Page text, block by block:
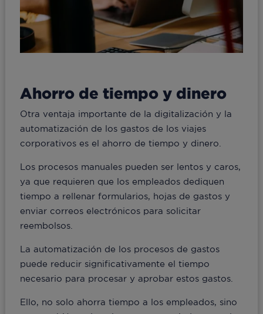
Ahorro de tiempo y dinero
Otra ventaja importante de la digitalización y la
automatización de los gastos de los viajes
corporativos es el ahorro de tiempo y dinero.
Los procesos manuales pueden ser lentos y caros,
ya que requieren que los empleados dediquen
tiempo a rellenar formularios, hojas de gastos y
enviar correos electrónicos para solicitar
reembolsos.
La automatización de los procesos de gastos
puede reducir significativamente el tiempo
necesario para procesar y aprobar estos gastos.
Ello, no solo ahorra tiempo a los empleados, sino